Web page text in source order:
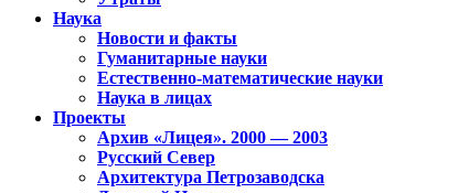
Наука
Новости и факты
Гуманитарные науки
Естественно-математические науки
Наука в лицах
Проекты
Архив «Лицея». 2000 — 2003
Русский Север
Архитектура Петрозаводска